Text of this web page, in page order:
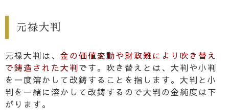
元禄大判
元禄大判は、 金の価値変動や財政難により吹き替え
で鋳造された大判です。吹き替えとは、大判や小判
を一度溶かして改鋳することを指します。大判と小
判を一緒に溶かして改鋳するので大判の金純度は下
がります。